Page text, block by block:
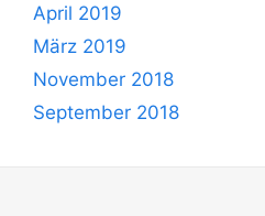
April 2019
März 2019
November 2018
September 2018